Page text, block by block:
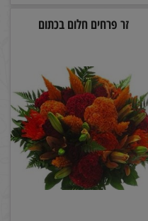
זר פרחים חלום בכתום